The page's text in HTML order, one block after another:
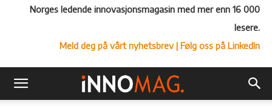
Norges ledende innovasjonsmagasin med mer enn 16 000
lesere.
Meld deg på vårt nyhetsbrev| Følg oss på LinkedIn